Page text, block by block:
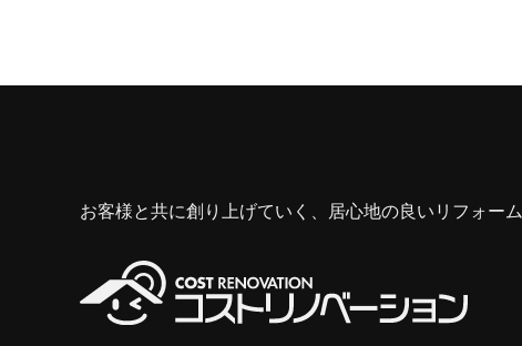
お客様と共に創り上げていく、居心地の良いリフォーム